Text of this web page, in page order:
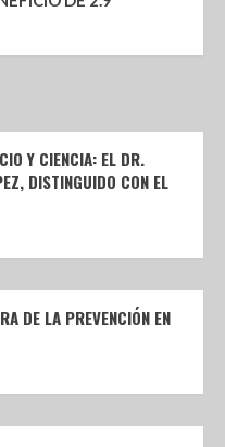
Y CIENCIA: EL DR.
DISTINGUIDO CON EL
DE LA PREVENCIÓN EN